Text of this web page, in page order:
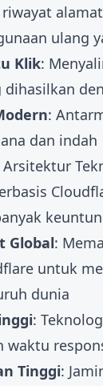
ulang
Klik:
dihasilkan
:
dan indah
Global:
untuk
dunia
:
waktu
Tinggi: